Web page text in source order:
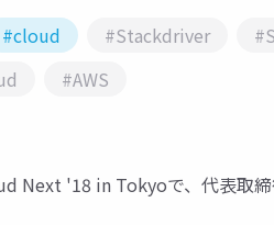
#cloud #Stackdriver
#AWS
Next '18 in Tokyoで、代表取